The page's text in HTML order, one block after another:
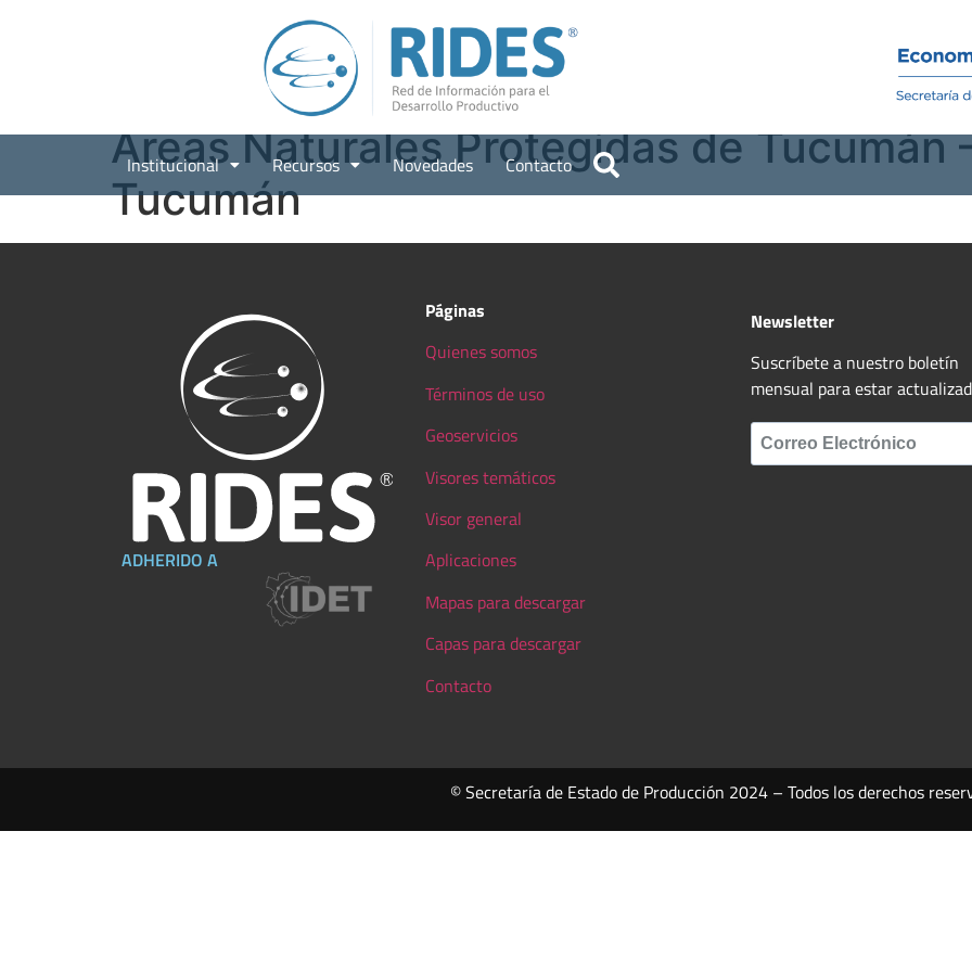
Institucional Recursos Novedades Contacto
Áreas Naturales Protegidas de Tucumán
Tucumán
ADHERIDO A
Páginas
Quienes somos
Términos de uso
Geoservicios
Visores temáticos
Visor general
Aplicaciones
Mapas para descargar
Capas para descargar
Contacto
Newsletter
Suscríbete a nuestro boletín
mensual para estar
© Secretaría de Estado de Producción 2024 – Todos los derechos